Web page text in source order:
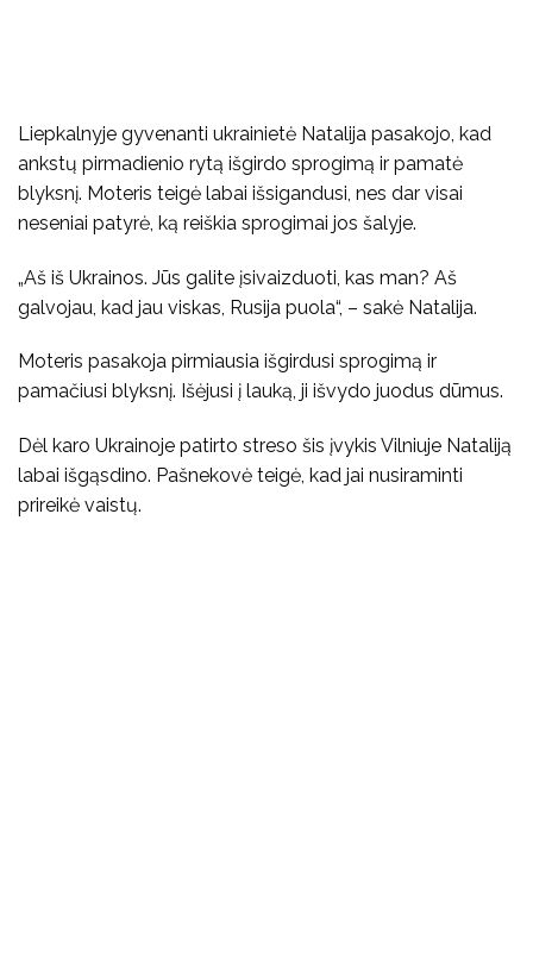
Liepkalnyje gyvenanti ukrainietė Natalija pasakojo, kad
ankstų pirmadienio rytą išgirdo sprogimą ir pamatė
blyksnį. Moteris teigė labai išsigandusi, nes dar visai
neseniai patyrė, ką reiškia sprogimai jos šalyje.
„Aš iš Ukrainos. Jūs galite įsivaizduoti, kas man? Aš
galvojau, kad jau viskas, Rusija puola“, – sakė Natalija.
Moteris pasakoja pirmiausia išgirdusi sprogimą ir
pamačiusi blyksnį. Išėjusi į lauką, ji išvydo juodus dūmus.
Dėl karo Ukrainoje patirto streso šis įvykis Vilniuje Nataliją
labai išgąsdino. Pašnekovė teigė, kad jai nusiraminti
prireikė vaistų.